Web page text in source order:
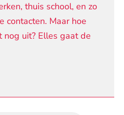
thuis school, en zo
contacten. Maar hoe
uit? Elles gaat de